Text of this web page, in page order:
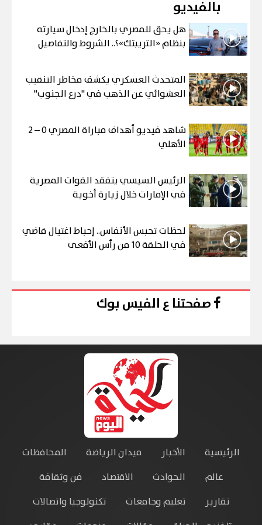
بالفيديو
هل يحق للمصري بالخارج إدخال سيارته
بنظام «التريبتك»؟.. الشروط والتفاصيل
المتحدث العسكري يكشف مخاطر التنقيب
العشوائي عن الذهب في "درع الجنوب"
شاهد فيديو أهداف مباراة المصري 0 – 2
الأهلي
الرئيس السيسي يتفقد القوات المصرية
في الإمارات خلال زيارة أخوية
لحظات تحبس الأنفاس.. إحباط اغتيال قاضي
في الحلقة 10 من رأس الأفعى
صفحتنا ع الفيس بوك
الرئيسية الأخبار ميدان الرياضة
المحافظات
عالم
الحوادث الاقتصاد
فن وثقافة
تقارير
تعليم وجامعات
تكنولوجيا واتصالات